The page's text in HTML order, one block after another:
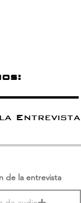
la Entrevista
de la entrevista